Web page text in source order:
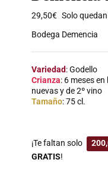
29,50€ Solo
Bodega Demencia
Variedad: Godello
Crianza: 6 meses
nuevas y de 2º vino
Tamaño: 75 cl.
¡Te faltan solo
GRATIS!